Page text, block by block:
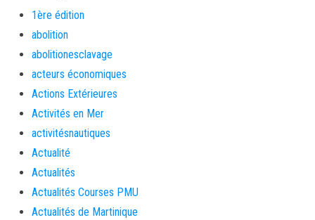
1ère édition
abolition
abolitionesclavage
acteurs économiques
Actions Extérieures
Activités en Mer
activitésnautiques
Actualité
Actualités
Actualités Courses PMU
Actualités de Martinique